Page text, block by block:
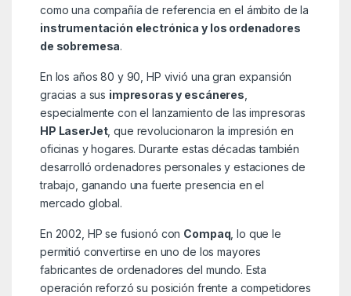
como una compañía de referencia en el ámbito de la
instrumentación electrónica y los ordenadores
de sobremesa.
En los años 80 y 90, HP vivió una gran expansión
gracias a sus impresoras y escáneres
especialmente con el lanzamiento de las impresoras
HP LaserJet, que revolucionaron la impresión en
oficinas y hogares. Durante estas décadas también
desarrolló ordenadores personales y estaciones de
trabajo, ganando una fuerte presencia en el
mercado global.
En 2002, HP se fusionó con Compaq , lo que le
permitió convertirse en uno de los mayores
fabricantes de ordenadores del mundo. Esta
operación reforzó su posición frente a competidores